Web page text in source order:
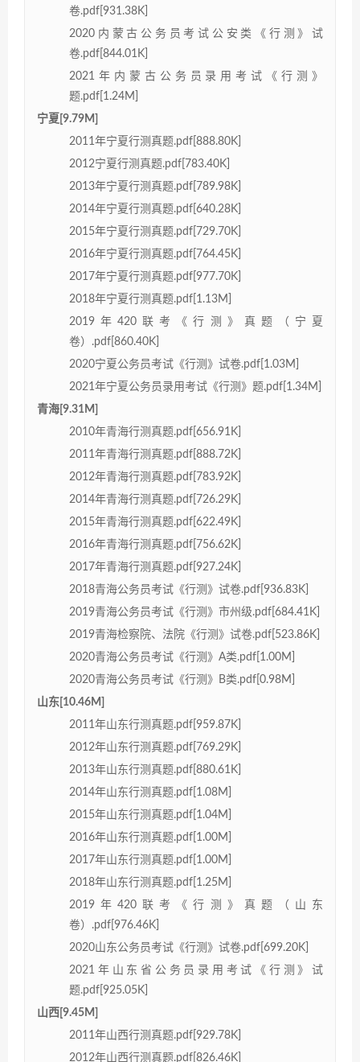
卷.pdf[931.38K]
2020内蒙古公务员考试公安类《行测》试
卷.pdf[844.01K]
2021年内蒙古公务员录用考试《行测》
题.pdf[1.24M]
宁夏[9.79M]
2011年宁夏行测真题.pdf[888.80K]
2012宁夏行测真题.pdf[783.40K]
2013年宁夏行测真题.pdf[789.98K]
2014年宁夏行测真题.pdf[640.28K]
2015年宁夏行测真题.pdf[729.70K]
2016年宁夏行测真题.pdf[764.45K]
2017年宁夏行测真题.pdf[977.70K]
2018年宁夏行测真题.pdf[1.13M]
2019年420联考《行测》真题（宁夏
卷）.pdf[860.40K]
2020宁夏公务员考试《行测》试卷.pdf[1.03M]
2021年宁夏公务员录用考试《行测》题.pdf[1.34M]
青海[9.31M]
2010年青海行测真题.pdf[656.91K]
2011年青海行测真题.pdf[888.72K]
2012年青海行测真题.pdf[783.92K]
2014年青海行测真题.pdf[726.29K]
2015年青海行测真题.pdf[622.49K]
2016年青海行测真题.pdf[756.62K]
2017年青海行测真题.pdf[927.24K]
2018青海公务员考试《行测》试卷.pdf[936.83K]
2019青海公务员考试《行测》市州级.pdf[684.41K]
2019青海检察院、法院《行测》试卷.pdf[523.86K]
2020青海公务员考试《行测》A类.pdf[1.00M]
2020青海公务员考试《行测》B类.pdf[0.98M]
山东[10.46M]
2011年山东行测真题.pdf[959.87K]
2012年山东行测真题.pdf[769.29K]
2013年山东行测真题.pdf[880.61K]
2014年山东行测真题.pdf[1.08M]
2015年山东行测真题.pdf[1.04M]
2016年山东行测真题.pdf[1.00M]
2017年山东行测真题.pdf[1.00M]
2018年山东行测真题.pdf[1.25M]
2019年420联考《行测》真题（山东
卷）.pdf[976.46K]
2020山东公务员考试《行测》试卷.pdf[699.20K]
2021年山东省公务员录用考试《行测》试
题.pdf[925.05K]
山西[9.45M]
2011年山西行测真题.pdf[929.78K]
2012年山西行测真题.pdf[826.46K]